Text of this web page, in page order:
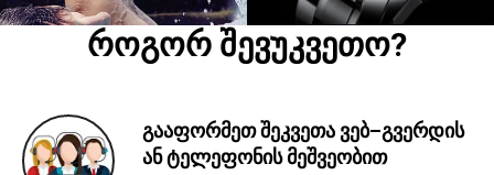
როგორ შევუკვეთო?
გააფორმეთ შეკვეთა ვებ–გვერდის
ან ტელეფონის მეშვეობით